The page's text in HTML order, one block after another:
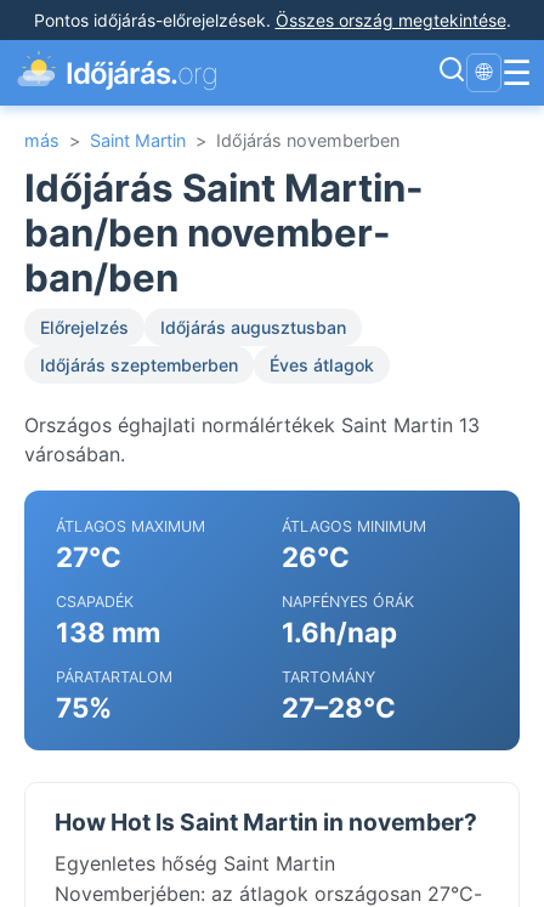
Pontos időjárás-előrejelzések. Összes ország megtekintése.
Időjárás.org 🌐 ☰
más > Saint Martin > Időjárás novemberben
Időjárás Saint Martin-
ban/ben november-
ban/ben
Előrejelzés
Időjárás augusztusban
Időjárás szeptemberben
Éves átlagok
Országos éghajlati normálértékek Saint Martin 13
városában.
ÁTLAGOS MAXIMUM
27°C
ÁTLAGOS MINIMUM
26°C
CSAPADÉK
138 mm
NAPFÉNYES ÓRÁK
1.6h/nap
PÁRATARTALOM
75%
TARTOMÁNY
27–28°C
How Hot Is Saint Martin in november?
Egyenletes hőség Saint Martin
Novemberjében: az átlagok országosan 27°C-